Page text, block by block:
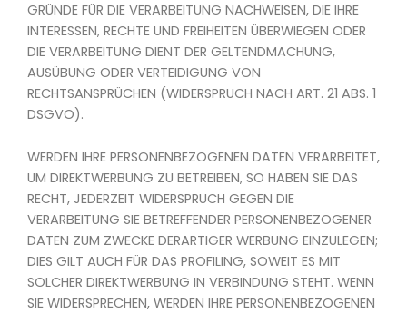
GRÜNDE FÜR DIE VERARBEITUNG NACHWEISEN, DIE IHRE
INTERESSEN, RECHTE UND FREIHEITEN ÜBERWIEGEN ODER
DIE VERARBEITUNG DIENT DER GELTENDMACHUNG,
AUSÜBUNG ODER VERTEIDIGUNG VON
RECHTSANSPRÜCHEN (WIDERSPRUCH NACH ART. 21 ABS. 1
DSGVO).
WERDEN IHRE PERSONENBEZOGENEN DATEN VERARBEITET,
UM DIREKTWERBUNG ZU BETREIBEN, SO HABEN SIE DAS
RECHT, JEDERZEIT WIDERSPRUCH GEGEN DIE
VERARBEITUNG SIE BETREFFENDER PERSONENBEZOGENER
DATEN ZUM ZWECKE DERARTIGER WERBUNG EINZULEGEN;
DIES GILT AUCH FÜR DAS PROFILING, SOWEIT ES MIT
SOLCHER DIREKTWERBUNG IN VERBINDUNG STEHT. WENN
SIE WIDERSPRECHEN, WERDEN IHRE PERSONENBEZOGENEN